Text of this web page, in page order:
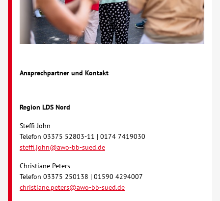
Ausbildung
Glossar
Suche
AWO BB Süd
Ansprechpartner und Kontakt
Region LDS Nord
Steffi John
Telefon 03375 52803-11 | 0174 7419030
steffi.john@awo-bb-sued.de
Christiane Peters
Telefon 03375 250138 | 01590 4294007
christiane.peters@awo-bb-sued.de